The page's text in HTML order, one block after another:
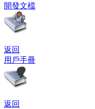
開發文檔
返回
用戶手冊
返回